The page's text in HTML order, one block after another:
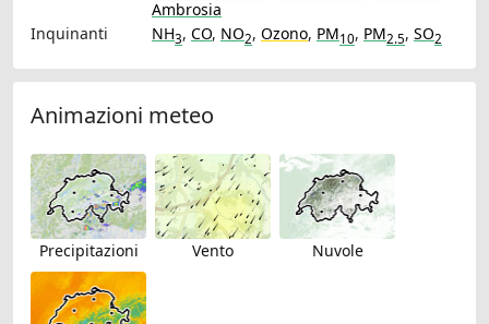
Ambrosia
Inquinanti
NH3, CO, NO2, Ozono, PM10, PM2.5, SO2
Animazioni meteo
Precipitazioni Vento Nuvole